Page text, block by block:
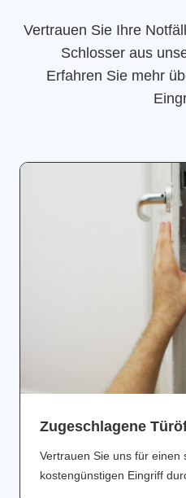
Vertrauen Sie Ihre
Schlosser aus
Erfahren Sie mehr
Zugeschlagene
Vertrauen Sie uns für einen
kostengünstigen Eingriff